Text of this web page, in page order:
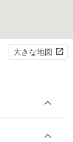
大きな地図